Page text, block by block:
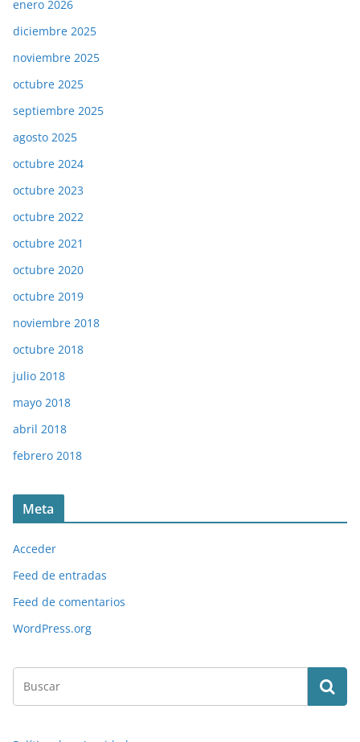
enero 2026
diciembre 2025
noviembre 2025
octubre 2025
septiembre 2025
agosto 2025
octubre 2024
octubre 2023
octubre 2022
octubre 2021
octubre 2020
octubre 2019
noviembre 2018
octubre 2018
julio 2018
mayo 2018
abril 2018
febrero 2018
Meta
Acceder
Feed de entradas
Feed de comentarios
WordPress.org